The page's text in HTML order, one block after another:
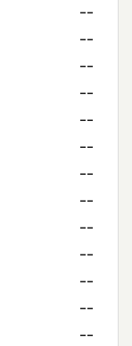
--
--
--
--
--
--
--
--
--
--
--
--
--